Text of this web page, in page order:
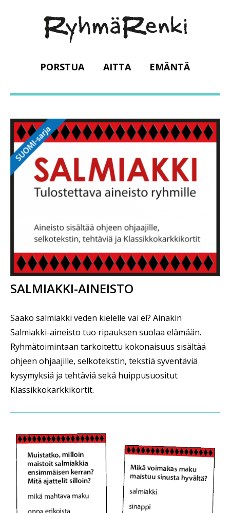
PORSTUA AITTA EMÄNTÄ
SALMIAKKI-AINEISTO
Saako salmiakki veden kielelle vai ei? Ainakin
Salmiakki-aineisto tuo ripauksen suolaa elämään.
Ryhmätoimintaan tarkoitettu kokonaisuus sisältää
ohjeen ohjaajille, selkotekstin, tekstiä syventäviä
kysymyksiä ja tehtäviä sekä huippusuositut
Klassikkokarkkikortit.